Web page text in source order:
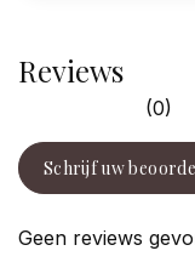
Reviews
(0)
Schrijf uw
Geen reviews